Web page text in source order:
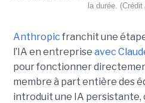
la durée.
Anthropic franchit une
l’IA en entreprise avec
pour fonctionner
membre à part entière des
introduit une IA